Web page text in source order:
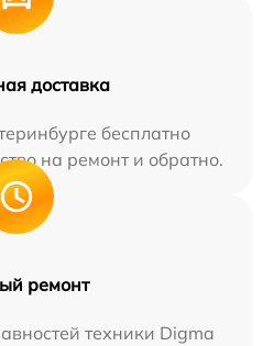
доставка
бесплатно
на ремонт и обратно.
ремонт
техники Digma